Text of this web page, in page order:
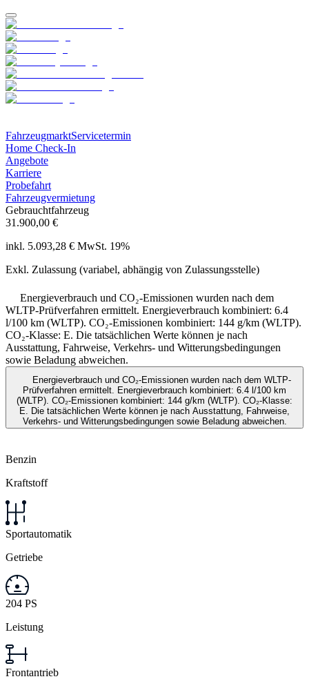
FahrzeugmarktServicetermin
Home Check-In
Angebote
Karriere
Probefahrt
Fahrzeugvermietung
Gebrauchtfahrzeug
31.900,00 €
inkl. 5.093,28 € MwSt. 19%
Exkl. Zulassung (variabel, abhängig von Zulassungsstelle)
Energieverbrauch und CO₂-Emissionen wurden nach dem
WLTP-Prüfverfahren ermittelt. Energieverbrauch kombiniert: 6.4
l/100 km (WLTP). CO₂-Emissionen kombiniert: 144 g/km (WLTP).
CO₂-Klasse: E. Die tatsächlichen Werte können je nach
Ausstattung, Fahrweise, Verkehrs- und Witterungsbedingungen
sowie Beladung abweichen.
Energieverbrauch und CO₂-Emissionen wurden nach dem WLTP-
Prüfverfahren ermittelt. Energieverbrauch kombiniert: 6.4 l/100 km
(WLTP). CO₂-Emissionen kombiniert: 144 g/km (WLTP). CO₂-Klasse:
E. Die tatsächlichen Werte können je nach Ausstattung, Fahrweise,
Verkehrs- und Witterungsbedingungen sowie Beladung abweichen.
Benzin
Kraftstoff
Sportautomatik
Getriebe
204 PS
Leistung
Frontantrieb